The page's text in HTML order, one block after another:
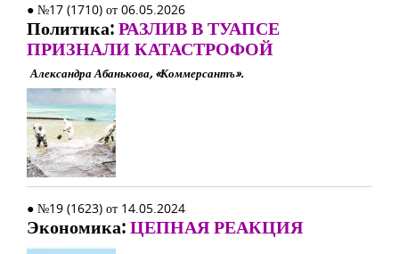
● №17 (1710) от 06.05.2026
Политика:РАЗЛИВ В ТУАПСЕ
ПРИЗНАЛИ КАТАСТРОФОЙ
Александра Абанькова, «Коммерсантъ».
● №19 (1623) от 14.05.2024
Экономика:ЦЕПНАЯ РЕАКЦИЯ